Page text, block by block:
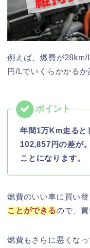
例えば、燃費が
円/Lでいくらかかるか
年間1万Km走ると
102,857円の差が
ことになります。
燃費のいい車に買い
ことができるので、
燃費もさらに悪くな